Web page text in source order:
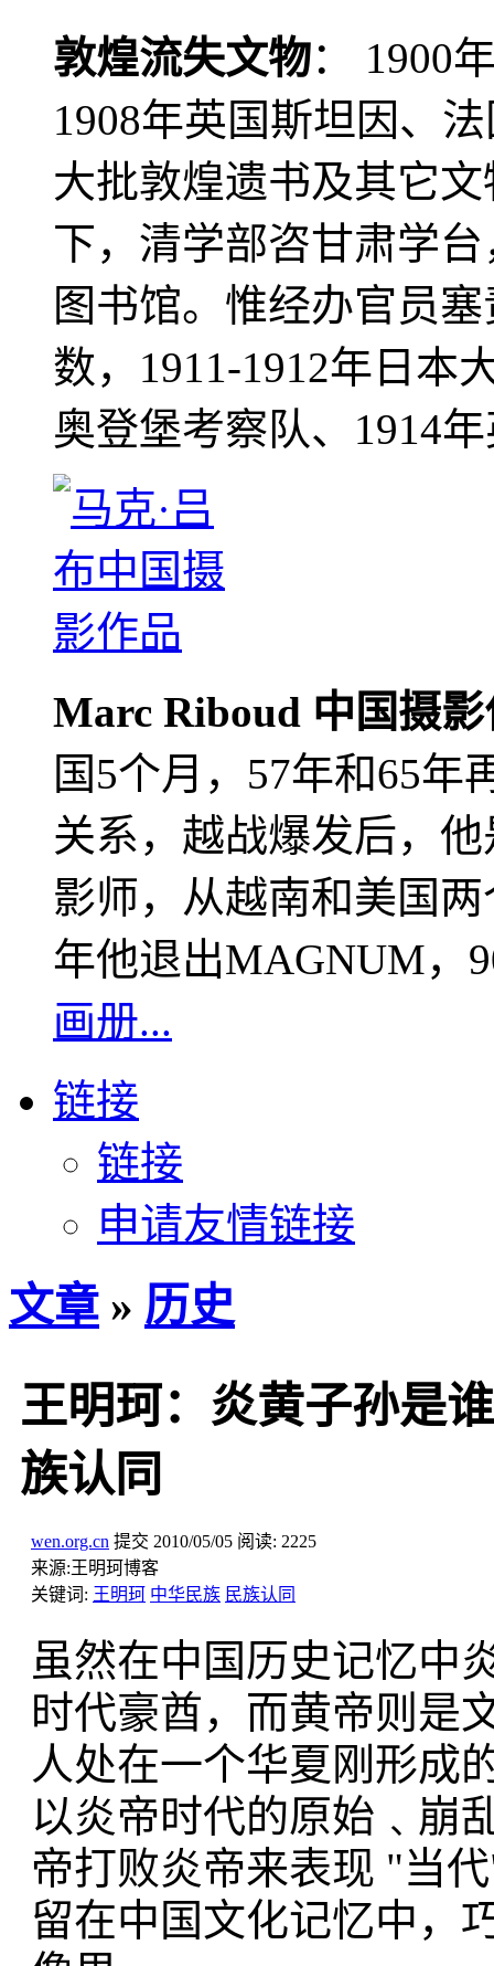
敦煌流失文物： 1900
1908年英国斯坦因、
大批敦煌遗书及其它
下，清学部咨甘肃学
图书馆。惟经办官员
数，1911-1912年日本
奥登堡考察队、1914
Marc Riboud 中国摄
国5个月，57年和65年
关系，越战爆发后，
影师，从越南和美国
年他退出MAGNUM，
画册...
链接
链接
申请友情链接
文章 » 历史
王明珂：炎黄子孙是
族认同
wen.org.cn 提交 2010/05/05 阅读: 2225
来源:王明珂博客
关键词: 王明珂 中华民族 民族认同
虽然在中国历史记忆中
时代豪酋，而黄帝则是
人处在一个华夏刚形成
以炎帝时代的原始﹑崩
帝打败炎帝来表现 "当
留在中国文化记忆中，